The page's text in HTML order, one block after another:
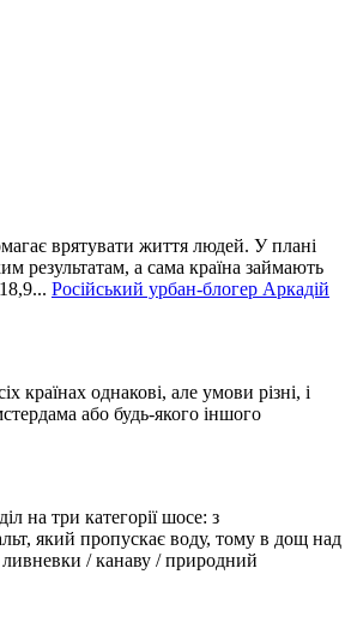
врятувати життя людей. У плані
результатам, а сама країна займають
Російський урбан-блогер Аркадій
однакові, але умови різні, і
або будь-якого іншого
на три категорії шосе: з
який пропускає воду, тому в дощ над
ливневки / канаву / природний